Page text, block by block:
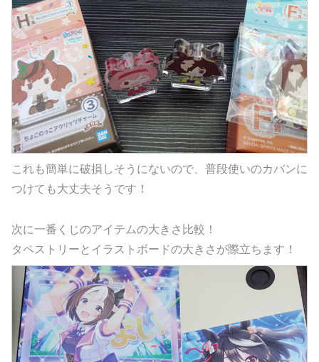
これも簡単に破損しそうにないので、普段使いのカバンに
つけても大丈夫そうです！
次に一番くじのアイテムの大きさ比較！
タペストリーとイラストボードの大きさが際立ちます！